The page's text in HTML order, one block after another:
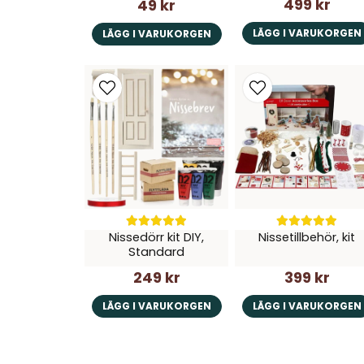
49 kr
LÄGG I VARUKORGEN
499 kr
LÄGG I VARUKORGEN
Nissedörr kit DIY,
Standard
249 kr
LÄGG I VARUKORGEN
Nissetillbehör, kit
399 kr
LÄGG I VARUKORGEN